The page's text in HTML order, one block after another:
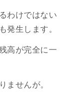
わけではない
発生します。
高が完全に一
ませんが。